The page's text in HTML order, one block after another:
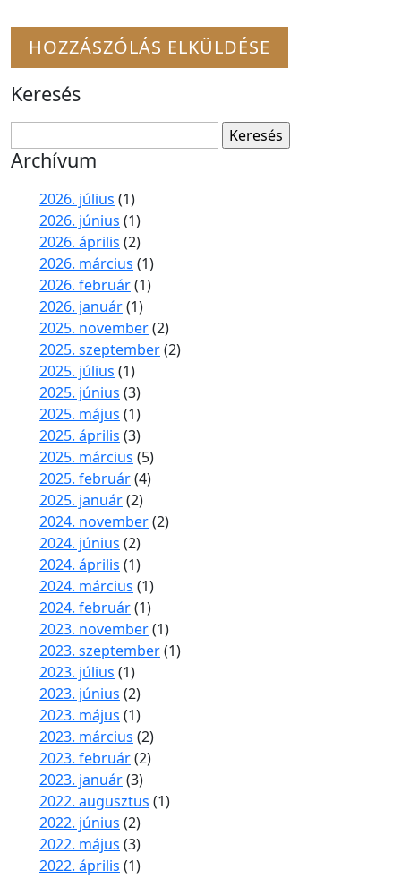
Keresés
Archívum
2026. július (1)
2026. június (1)
2026. április (2)
2026. március (1)
2026. február(1)
2026. január(1)
2025. november(2)
2025. szeptember(2)
2025. július (1)
2025. június (3)
2025. május (1)
2025. április (3)
2025. március (5)
2025. február(4)
2025. január(2)
2024. november(2)
2024. június (2)
2024. április (1)
2024. március (1)
2024. február(1)
2023. november(1)
2023. szeptember(1)
2023. július (1)
2023. június (2)
2023. május (1)
2023. március (2)
2023. február(2)
2023. január(3)
2022. augusztus (1)
2022. június (2)
2022. május (3)
2022. április (1)